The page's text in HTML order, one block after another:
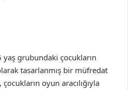
grubundaki çocukların
tasarlanmış bir müfredat
oyun aracılığıyla